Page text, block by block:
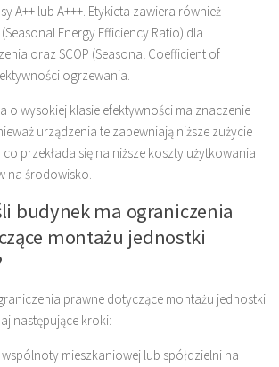
A++ lub A+++. Etykieta zawiera również
(Seasonal Energy Efficiency Ratio) dla
oraz SCOP (Seasonal Coefficient of
ogrzewania.
o wysokiej klasie efektywności ma znaczenie
urządzenia te zapewniają niższe zużycie
przekłada się na niższe koszty użytkowania
na środowisko.
budynek ma ograniczenia
montażu jednostki
prawne dotyczące montażu jednostki
następujące kroki:
mieszkaniowej lub spółdzielni na